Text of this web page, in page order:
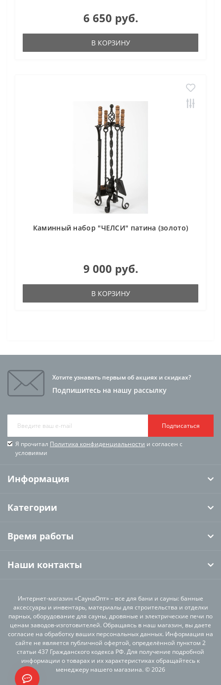
6 650 руб.
В КОРЗИНУ
Каминный набор "ЧЕЛСИ" патина (золото)
9 000 руб.
В КОРЗИНУ
Хотите узнавать первым об акциях и скидках?
Подпишитесь на нашу рассылку
Подписаться
Я прочитал Политика конфиденциальности и согласен с
условиями
Информация
Категории
Время работы
Наши контакты
Интернет-магазин «СаунаОпт» – все для бани и сауны: банные
аксессуары и инвентарь, материалы для строительства и отделки
парных, оборудование для сауны, дровяные и электрические печи по
ценам заводов-изготовителей. Обращаясь в наш магазин, вы даете
согласие на обработку ваших персональных данных. Информация на
сайте не является публичной офертой, определённой пунктом 2
статьи 437 Гражданского кодекса РФ. Для получение подробной
информации о товарах и их характеристиках обращайтесь к
менеджеру нашего магазина. © 2026